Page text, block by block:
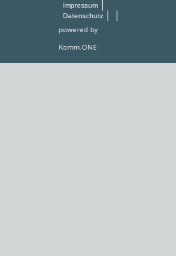
Impressum
Datenschutz
powered by
Komm.ONE